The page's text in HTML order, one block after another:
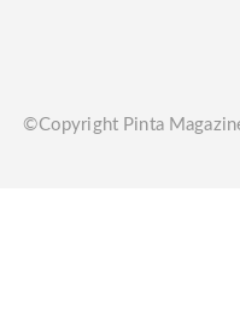
©Copyright Pinta